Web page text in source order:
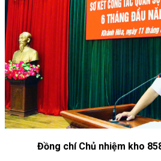
Đồng chí Chủ nhiệm kho